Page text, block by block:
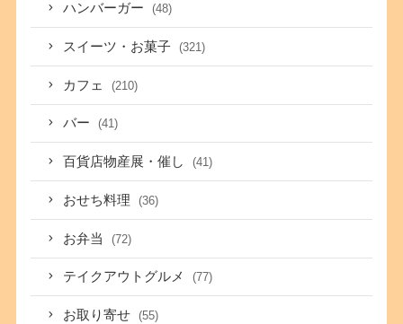
ハンバーガー (48)
スイーツ・お菓子 (321)
カフェ (210)
バー (41)
百貨店物産展・催し (41)
おせち料理 (36)
お弁当 (72)
テイクアウトグルメ (77)
お取り寄せ (55)